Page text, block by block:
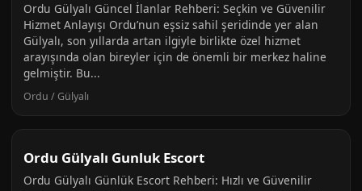
Ordu Gülyalı Güncel İlanlar Rehberi: Seçkin ve Güvenilir
Hizmet Anlayışı Ordu’nun eşsiz sahil şeridinde yer alan
Gülyalı, son yıllarda artan ilgiyle birlikte özel hizmet
arayışında olan bireyler için de önemli bir merkez haline
gelmiştir. Bu...
Ordu / Gülyalı
Ordu Gülyalı Gunluk Escort
Ordu Gülyalı Günlük Escort Rehberi: Hızlı ve Güvenilir